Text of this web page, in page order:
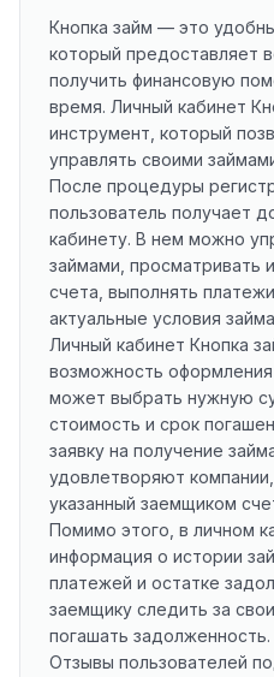
Кнопка займ — это
который предоставляет
получить финансовую
время. Личный кабинет
инструмент, который
управлять своими
После процедуры
пользователь получает
кабинету. В нем можно
займами, просматривать
счета, выполнять
актуальные условия
Личный кабинет Кнопка
возможность
может выбрать нужную
стоимость и срок
заявку на получение
удовлетворяют
указанный заемщиком
Помимо этого, в личном
информация о истории
платежей и остатке
заемщику следить за
погашать задолженность.
Отзывы пользователей